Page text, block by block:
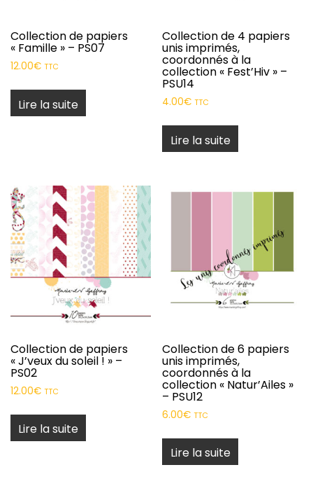
Collection de papiers
« Famille » – PS07
12.00€ TTC
Lire la suite
Collection de 4 papiers
unis imprimés,
coordonnés à la
collection « Fest’Hiv » –
PSU14
4.00€ TTC
Lire la suite
Collection de papiers
« J’veux du soleil ! » –
PS02
12.00€ TTC
Lire la suite
Collection de 6 papiers
unis imprimés,
coordonnés à la
collection « Natur’Ailes »
– PSU12
6.00€ TTC
Lire la suite